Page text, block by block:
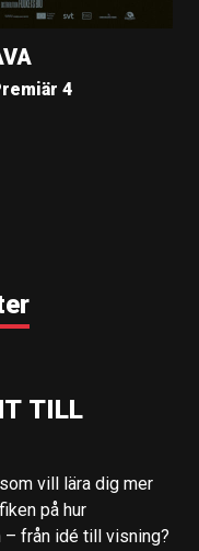
4
TILL
vill lära dig mer
på hur
från idé till visning?